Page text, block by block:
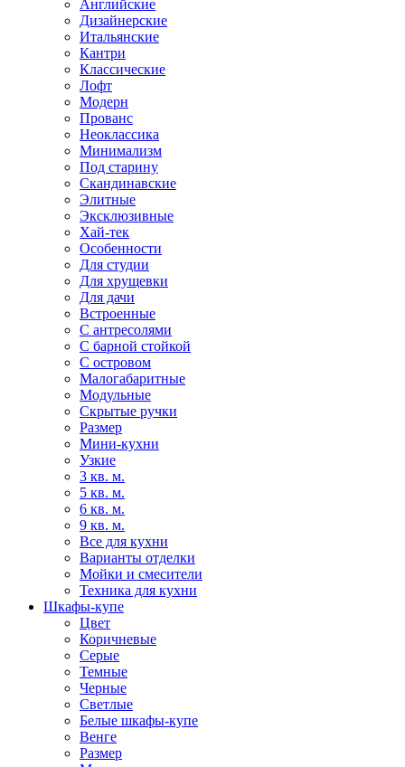
Английские
Дизайнерские
Итальянские
Кантри
Классические
Лофт
Модерн
Прованс
Неоклассика
Минимализм
Под старину
Скандинавские
Элитные
Эксклюзивные
Хай-тек
Особенности
Для студии
Для хрущевки
Для дачи
Встроенные
С антресолями
С барной стойкой
С островом
Малогабаритные
Модульные
Скрытые ручки
Размер
Мини-кухни
Узкие
3 кв. м.
5 кв. м.
6 кв. м.
9 кв. м.
Все для кухни
Варианты отделки
Мойки и смесители
Техника для кухни
Шкафы-купе
Цвет
Коричневые
Серые
Темные
Черные
Светлые
Белые шкафы-купе
Венге
Размер